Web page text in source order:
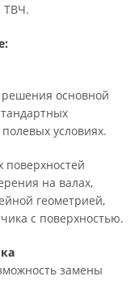
ТВЧ.
основной
условиях.
на валах,
геометрией,
с поверхностью.
замены